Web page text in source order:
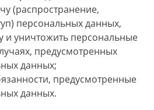
(распространение,
персональных данных,
и уничтожить персональные
предусмотренных
данных;
предусмотренные
данных.